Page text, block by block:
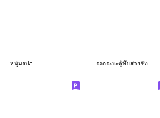
หนุ่มรปภ รถกระบะตู้ทึบสายซิ่ง